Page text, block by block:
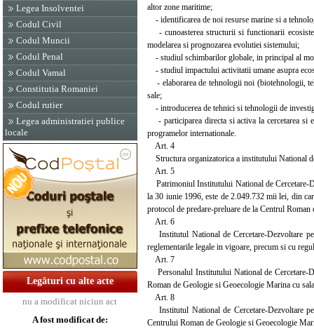
Legea Insolventei
Codul Civil
Codul Muncii
Codul Penal
Codul Vamal
Constitutia Romaniei
Codul rutier
Legea administratiei publice
locale
Legături cu alte acte
nu a modificat niciun act
A fost modificat de:
altor zone maritime;
- identificarea de noi resurse marine si a
- cunoasterea structurii si functionarii
modelarea si prognozarea evolutiei sistemului;
- studiul schimbarilor globale, in principal al
- studiul impactului activitatii umane asupra
- elaborarea de tehnologii noi (biotehnologii,
sale;
- introducerea de tehnici si tehnologii de
- participarea directa si activa la cercetarea si
programelor internationale.
Art. 4
Structura organizatorica a institutului National
Art. 5
Patrimoniul Institutului National de Cercetare-
la 30 iunie 1996, este de 2.049.732 mii lei, din
protocol de predare-preluare de la Centrul
Art. 6
Institutul National de Cercetare-Dezvoltare
reglementarile legale in vigoare, precum si cu
Art. 7
Personalul Institutului National de Cercetare-
Roman de Geologie si Geoecologie Marina cu
Art. 8
Institutul National de Cercetare-Dezvoltare
Centrului Roman de Geologie si Geoecologie